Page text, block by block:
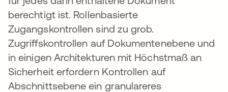
berechtigt ist. Rollenbasierte
Zugangskontrollen sind zu grob.
Zugriffskontrollen auf Dokumentenebene und
in einigen Architekturen mit Höchstmaß an
Sicherheit erfordern Kontrollen auf
Abschnittsebene ein granulareres